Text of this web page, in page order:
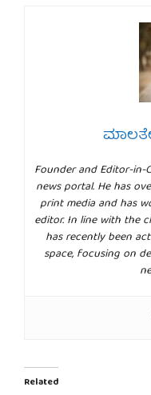
Founder and Editor-
news portal. He has
print media and has
editor. In line with the
has recently been
space, focusing on
Related